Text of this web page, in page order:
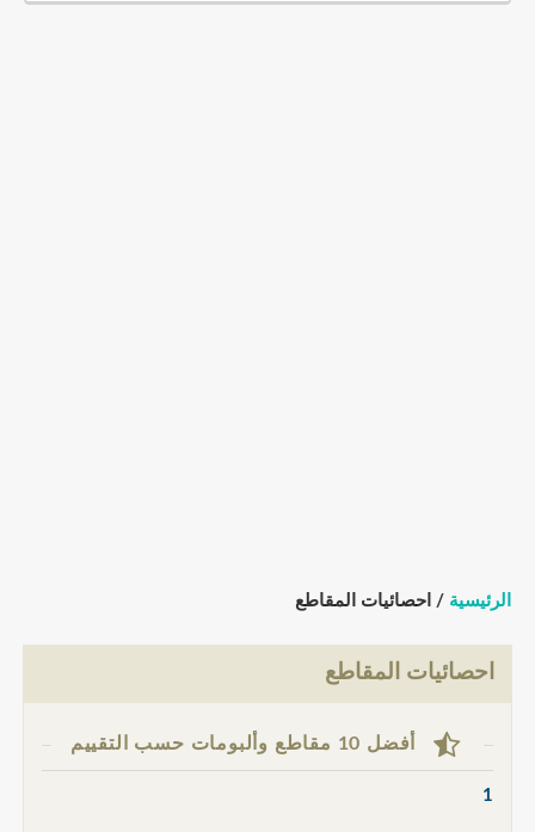
الرئيسية / احصائيات المقاطع
احصائيات المقاطع
أفضل 10 مقاطع وألبومات حسب التقييم
1